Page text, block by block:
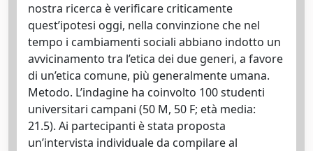
nostra ricerca è verificare criticamente
quest’ipotesi oggi, nella convinzione che nel
tempo i cambiamenti sociali abbiano indotto un
avvicinamento tra l’etica dei due generi, a favore
di un’etica comune, più generalmente umana.
Metodo. L’indagine ha coinvolto 100 studenti
universitari campani (50 M, 50 F; età media:
21.5). Ai partecipanti è stata proposta
un’intervista individuale da compilare al